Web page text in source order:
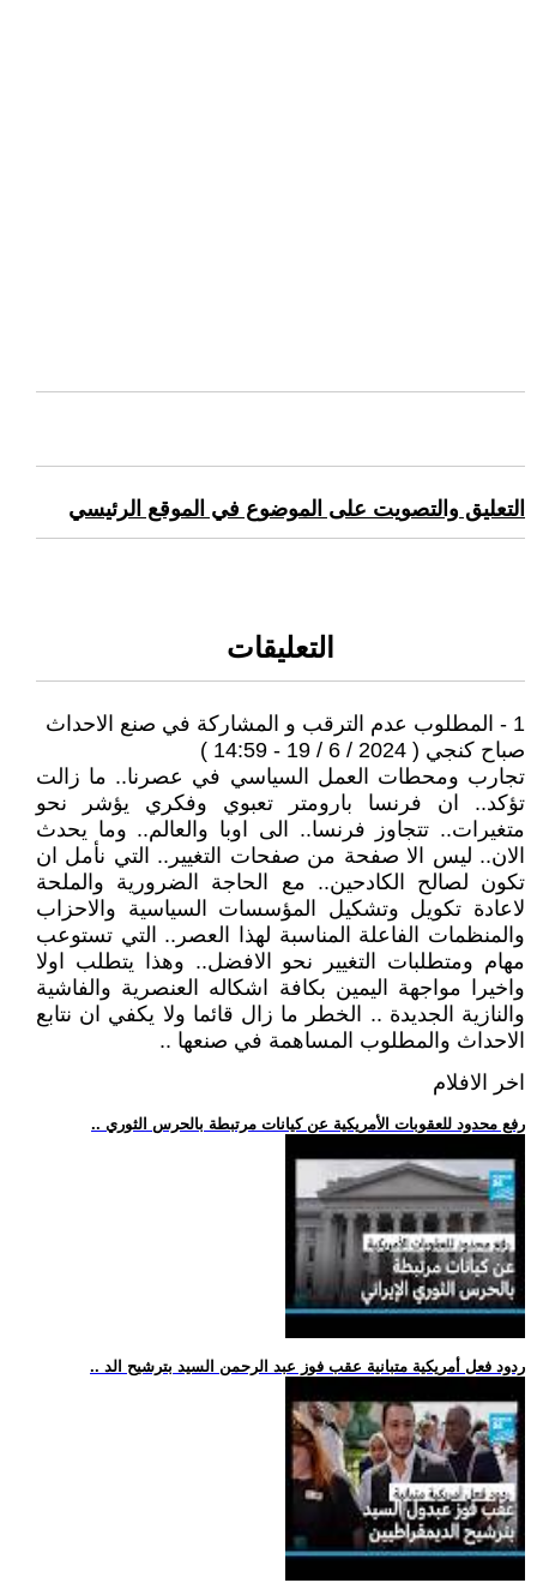
التعليق والتصويت على الموضوع في الموقع الرئيسي
التعليقات
1 - المطلوب عدم الترقب و المشاركة في صنع الاحداث
صباح كنجي ( 2024 / 6 / 19 - 14:59 )
تجارب ومحطات العمل السياسي في عصرنا.. ما زالت
تؤكد.. ان فرنسا بارومتر تعبوي وفكري يؤشر نحو
متغيرات.. تتجاوز فرنسا.. الى اوبا والعالم.. وما يحدث
الان.. ليس الا صفحة من صفحات التغيير.. التي نأمل ان
تكون لصالح الكادحين.. مع الحاجة الضرورية والملحة
لاعادة تكويل وتشكيل المؤسسات السياسية والاحزاب
والمنظمات الفاعلة المناسبة لهذا العصر.. التي تستوعب
مهام ومتطلبات التغيير نحو الافضل.. وهذا يتطلب اولا
واخيرا مواجهة اليمين بكافة اشكاله العنصرية والفاشية
والنازية الجديدة .. الخطر ما زال قائما ولا يكفي ان نتابع
الاحداث والمطلوب المساهمة في صنعها ..
اخر الافلام
.. رفع محدود للعقوبات الأمريكية عن كيانات مرتبطة بالحرس الثوري
.. ردود فعل أمريكية متبانية عقب فوز عبد الرحمن السيد بترشيح الد